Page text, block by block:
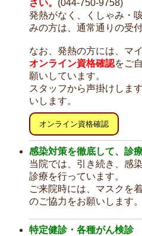
さい。 (044-750-9758)
発熱がなく、くしゃみ・
みの方は、通常通りの受
なお、発熱の方には、マ
オンライン資格確認をご
願いしています。
スタッフから声掛けしま
いします。
オンライン資格確認
感染対策を徹底して、診
当院では、引き続き、感
診療を行っています。
ご来院時には、マスクを
のご協力をお願いします。
特定健診・各種がん検診